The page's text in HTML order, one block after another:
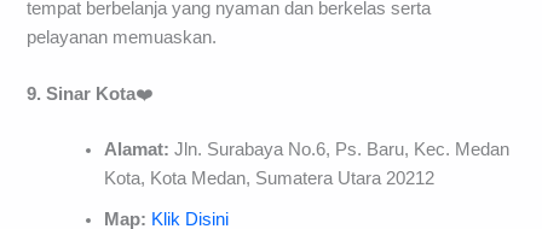
tempat berbelanja yang nyaman dan berkelas serta
pelayanan memuaskan.
9. Sinar Kota❤️
Alamat: Jln. Surabaya No.6, Ps. Baru, Kec. Medan
Kota, Kota Medan, Sumatera Utara 20212
Map: Klik Disini